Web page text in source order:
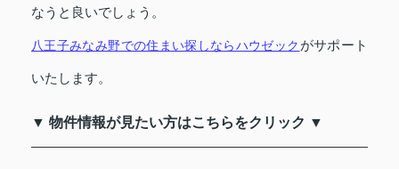
なうと良いでしょう。
八王子みなみ野での住まい探しならハウゼック がサポート
いたします。
▼ 物件情報が見たい方はこちらをクリック ▼